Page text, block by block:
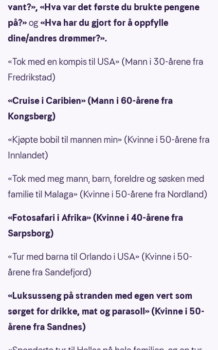
vant?», «Hva var det første du brukte pengene
på?»og«Hva har du gjort for å oppfylle
dine/andres drømmer?».
«Tok med en kompis til USA» (Mann i 30-årene fra
Fredrikstad)
«Cruise i Caribien» (Mann i 60-årene fra
Kongsberg)
«Kjøpte bobil til mannen min» (Kvinne i 50-årene fra
Innlandet)
«Tok med meg mann, barn, foreldre og søsken med
familie til Malaga» (Kvinne i 50-årene fra Nordland)
«Fotosafari i Afrika» (Kvinne i 40-årene fra
Sarpsborg)
«Tur med barna til Orlando i USA» (Kvinne i 50-
årene fra Sandefjord)
«Luksusseng på stranden med egen vert som
sørget for drikke, mat og parasoll» (Kvinne i 50-
årene fra Sandnes)